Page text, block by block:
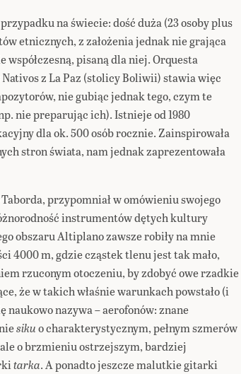
na świecie: dość duża (23 osoby plus
etnicznych, z założenia jednak nie grająca
pisaną dla niej. Orquesta
z La Paz (stolicy Boliwii) stawia więc
nie gubiąc jednak tego, czym te
nie preparując ich). Istnieje od 1980
dla ok. 500 osób rocznie. Zainspirowała
stron świata, nam jednak zaprezentowała
przypomniał w omówieniu swojego
instrumentów dętych kultury
obszaru Altiplano zawsze robiły na mnie
4000 m, gdzie cząstek tlenu jest tak mało,
rzuconym otoczeniu, by zdobyć owe rzadkie
że w takich właśnie warunkach powstało (i
naukowo nazywa – aerofonów: znane
sikuo charakterystycznym, pełnym szmerów
o brzmieniu ostrzejszym, bardziej
tarka. A ponadto jeszcze malutkie gitarki